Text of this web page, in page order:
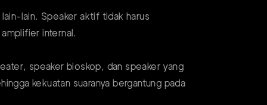
lain. Speaker aktif tidak harus
internal.
speaker bioskop, dan speaker yang
kekuatan suaranya bergantung pada